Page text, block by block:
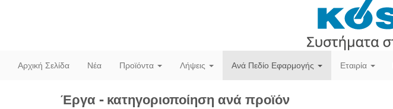
Αρχική Σελίδα Νέα Προϊόντα Λήψεις Ανά Πεδίο Εφαρμογής Εταιρία
Έργα - κατηγοριοποίηση ανά προϊόν